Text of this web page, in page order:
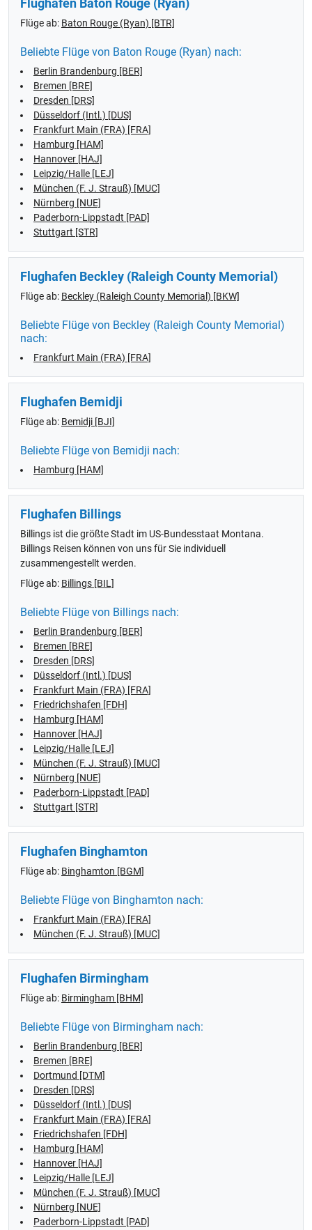
Flughafen Baton Rouge (Ryan)
Flüge ab: Baton Rouge (Ryan) [BTR]
Beliebte Flüge von Baton Rouge (Ryan) nach:
Berlin Brandenburg [BER]
Bremen [BRE]
Dresden [DRS]
Düsseldorf (Intl.) [DUS]
Frankfurt Main (FRA) [FRA]
Hamburg [HAM]
Hannover [HAJ]
Leipzig/Halle [LEJ]
München (F. J. Strauß) [MUC]
Nürnberg [NUE]
Paderborn-Lippstadt [PAD]
Stuttgart [STR]
Flughafen Beckley (Raleigh County Memorial)
Flüge ab: Beckley (Raleigh County Memorial) [BKW]
Beliebte Flüge von Beckley (Raleigh County Memorial)
nach:
Frankfurt Main (FRA) [FRA]
Flughafen Bemidji
Flüge ab: Bemidji [BJI]
Beliebte Flüge von Bemidji nach:
Hamburg [HAM]
Flughafen Billings
Billings ist die größte Stadt im US-Bundesstaat Montana.
Billings Reisen können von uns für Sie individuell
zusammengestellt werden.
Flüge ab: Billings [BIL]
Beliebte Flüge von Billings nach:
Berlin Brandenburg [BER]
Bremen [BRE]
Dresden [DRS]
Düsseldorf (Intl.) [DUS]
Frankfurt Main (FRA) [FRA]
Friedrichshafen [FDH]
Hamburg [HAM]
Hannover [HAJ]
Leipzig/Halle [LEJ]
München (F. J. Strauß) [MUC]
Nürnberg [NUE]
Paderborn-Lippstadt [PAD]
Stuttgart [STR]
Flughafen Binghamton
Flüge ab: Binghamton [BGM]
Beliebte Flüge von Binghamton nach:
Frankfurt Main (FRA) [FRA]
München (F. J. Strauß) [MUC]
Flughafen Birmingham
Flüge ab: Birmingham [BHM]
Beliebte Flüge von Birmingham nach:
Berlin Brandenburg [BER]
Bremen [BRE]
Dortmund [DTM]
Dresden [DRS]
Düsseldorf (Intl.) [DUS]
Frankfurt Main (FRA) [FRA]
Friedrichshafen [FDH]
Hamburg [HAM]
Hannover [HAJ]
Leipzig/Halle [LEJ]
München (F. J. Strauß) [MUC]
Nürnberg [NUE]
Paderborn-Lippstadt [PAD]